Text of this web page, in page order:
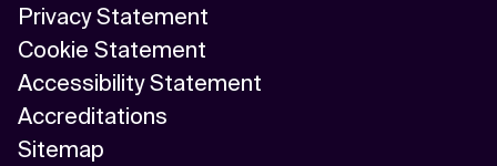
Privacy Statement
Cookie Statement
Accessibility Statement
Accreditations
Sitemap